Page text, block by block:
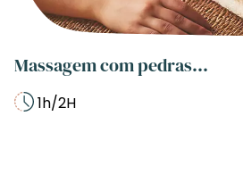
Massagem com pedras
quentes
1h/2H